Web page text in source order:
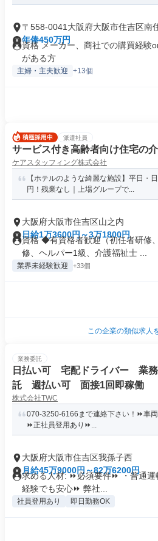
〒558-0041大阪府大阪市住吉区南
年俸450万円
資格 メーカー、商社での購買経験
がある方
主婦・主夫歓迎 +13個
派遣社員
サービス付き高齢者向け住宅の
ケアスタッフィング株式会社
【ホテルのような綺麗な施設】平日・
円！残業なし｜上場グループで...
大阪府大阪市住吉区山之内
日給1万3600円～3万1800円
資格 ◆有資格者歓迎（初任者研修
修、ヘルパー1級、介護福祉士 ...
業界未経験歓迎 +33個
この企業の類似求人
業務委託
日払い可 宅配ドライバー 業
託 週払い可 面接1回即稼働
株式会社TWC
070-3250-6166まで連絡下さい！⏩車
⏩正社員登用あり⏩...
大阪府大阪市住吉区我孫子西
月給45万9000円～82万6200円
求める人材: ⏩必須要件⏩ ・普通
経験でも安心⏩ 弊社...
社員登用あり 即日勤務OK